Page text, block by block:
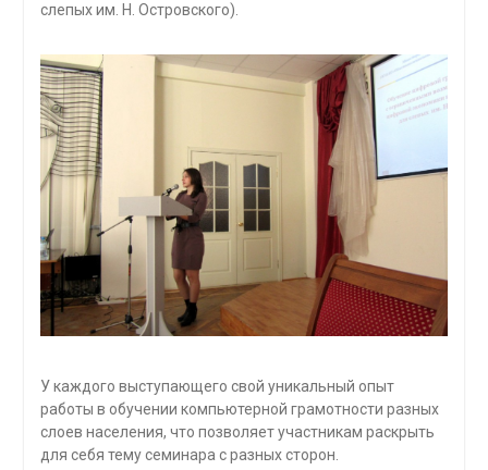
слепых им. Н. Островского).
У каждого выступающего свой уникальный опыт
работы в обучении компьютерной грамотности разных
слоев населения, что позволяет участникам раскрыть
для себя тему семинара с разных сторон.